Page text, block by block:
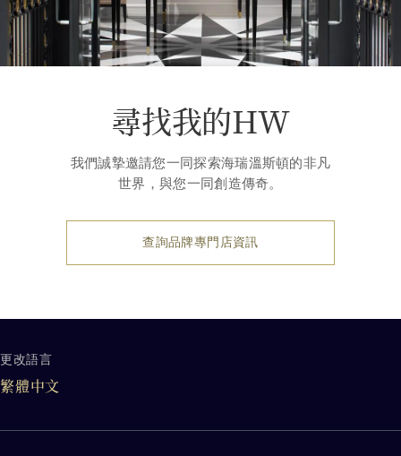
尋找我的HW
我們誠摯邀請您一同探索海瑞溫斯頓的非凡
世界，與您一同創造傳奇。
查詢品牌專門店資訊
牌其他相關内容
更改語言
繁體中文